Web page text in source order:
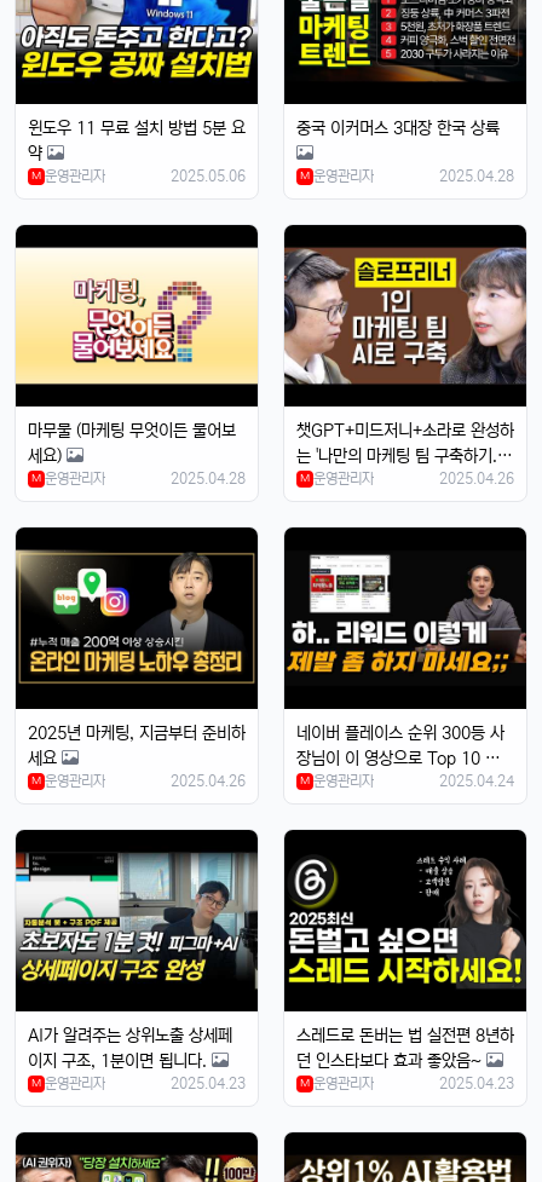
윈도우 11 무료 설치 방법 5분 요
약
M 운영관리자 2025.05.06
중국 이커머스 3대장 한국 상륙
M 운영관리자 2025.04.28
마무물 (마케팅 무엇이든 물어보
세요)
M 운영관리자 2025.04.28
챗GPT+미드저니+소라로 완성하
는 '나만의 마케팅 팀 구축하기.초
보자도 가능
M 운영관리자 2025.04.26
2025년 마케팅, 지금부터 준비하
세요
M 운영관리자 2025.04.26
네이버 플레이스 순위 300등 사
장님이 이 영상으로 Top 10 등극
M 운영관리자 2025.04.24
AI가 알려주는 상위노출 상세페
이지 구조, 1분이면 됩니다.
M 운영관리자 2025.04.23
스레드로 돈버는 법 실전편 8년하
던 인스타보다 효과 좋았음~
M 운영관리자 2025.04.23
1 태양신13:32:50
새로 나온 아이폰 어때용? 기능 많이 좋아졌남?
1 달달구리13:32:50
1 빠르밍 13:32:50
맞아요, 특히 야간 모드가 대박임ㄷㄷㄷ
배터리도 더 오래 가는 거 같음요ㅎㅎ
1 13:32:50
디자인도 세련되고 색상도 예쁨....
1 빠르밍13:32:50
근데 가격이 좀 부담되긴 함요ㅋ
13:32:50
1 빠르밍 13:32:50
스토리지도 더 늘어났던데, 용량 걱정 덜겠음ㅋㅋ